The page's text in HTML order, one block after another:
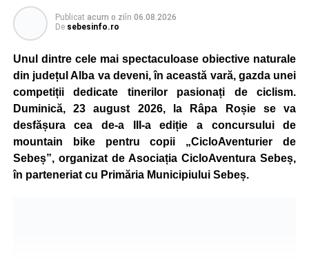
proiecții de film, petrecerea cu spumă și cea de-a treia
ediție a concursului MTB„Cicloaventurier de Sebeș”
care se va desfășura la Râpa Roșie.
Publicul adult va avea la dispoziție o serie de evenimente
culturale, printre care proiecții cinematografice, întâlniri cu
artiști locali și salonul literar„Armonia artelor”.
Festivalul va cuprinde și o seară dedicată tradițiilor
săsești, precum și un spectacol folcloric organizat în
memoria interpretului Felician Fărcașiu.
Printre momentele de atracție se numără spectacolul de
Publicat acum o ziîn 06.08.2026
De sebesinfo.ro
Unul dintre cele mai spectaculoase obiective naturale
din județul Alba va deveni, în această vară, gazda unei
competiții dedicate tinerilor pasionați de ciclism.
Duminică, 23 august 2026, la Râpa Roșie se va
desfășura cea de-a III-a ediție a concursului de
mountain bike pentru copii „CicloAventurier de
Sebeș”, organizat de Asociația CicloAventura Sebeș,
în parteneriat cu Primăria Municipiului Sebeș.